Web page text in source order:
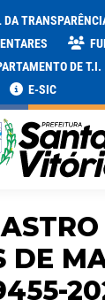
DA
DE T.I.
E-SIC
DE